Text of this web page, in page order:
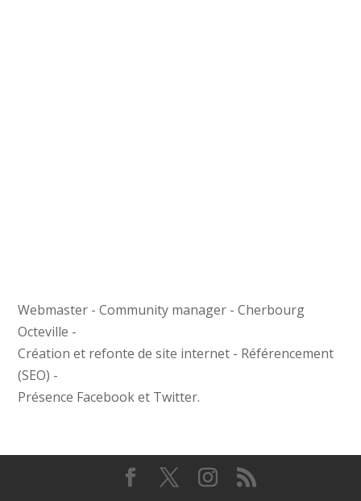
Webmaster - Community manager - Cherbourg
Octeville -
Création et refonte de site internet - Référencement
(SEO) -
Présence Facebook et Twitter.